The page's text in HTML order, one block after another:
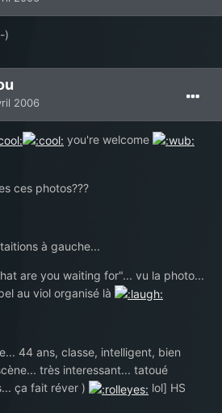
)
2006
you're welcome
ces photos???
à gauche...
are you waiting for"... vu la photo...
au viol organisé là
44 ans, classe, intelligent, bien
très interessant... tatoué
ça fait réver )
lol] HS